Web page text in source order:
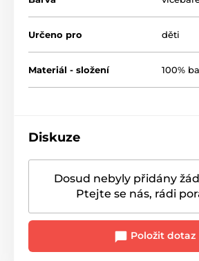
Určeno pro děti
Materiál - složení 100%
Diskuze
Dosud nebyly přidány
Ptejte se nás, rádi
Položit dotaz